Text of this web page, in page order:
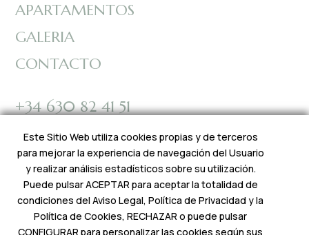
APARTAMENTOS
GALERIA
CONTACTO
+34 630 82 41 51
FINCA SON VIDAL© Todos los derechos resrevados
Este Sitio Web utiliza cookies propias y de terceros
para mejorar la experiencia de navegación del Usuario
y realizar análisis estadísticos sobre su utilización.
Puede pulsar ACEPTAR para aceptar la totalidad de
condiciones del Aviso Legal, Política de Privacidad y la
Política de Cookies, RECHAZAR o puede pulsar
CONFIGURAR para personalizar las cookies según sus